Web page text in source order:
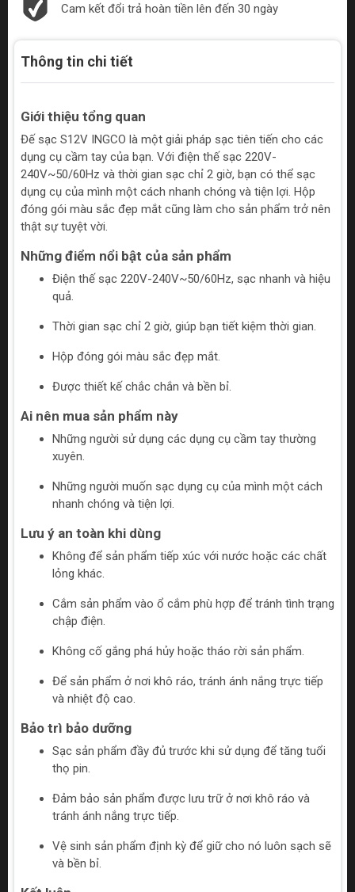
Cam kết đổi trả hoàn tiền lên đến 30 ngày
Thông tin chi tiết
Giới thiệu tổng quan
Đế sạc S12V INGCO là một giải pháp sạc tiên tiến cho các
dụng cụ cầm tay của bạn. Với điện thế sạc 220V-
240V~50/60Hz và thời gian sạc chỉ 2 giờ, bạn có thể sạc
dụng cụ của mình một cách nhanh chóng và tiện lợi. Hộp
đóng gói màu sắc đẹp mắt cũng làm cho sản phẩm trở nên
thật sự tuyệt vời.
Những điểm nổi bật của sản phẩm
Điện thế sạc 220V-240V~50/60Hz, sạc nhanh và hiệu
quả.
Thời gian sạc chỉ 2 giờ, giúp bạn tiết kiệm thời gian.
Hộp đóng gói màu sắc đẹp mắt.
Được thiết kế chắc chắn và bền bỉ.
Ai nên mua sản phẩm này
Những người sử dụng các dụng cụ cầm tay thường
xuyên.
Những người muốn sạc dụng cụ của mình một cách
nhanh chóng và tiện lợi.
Lưu ý an toàn khi dùng
Không để sản phẩm tiếp xúc với nước hoặc các chất
lỏng khác.
Cắm sản phẩm vào ổ cắm phù hợp để tránh tình trạng
chập điện.
Không cố gắng phá hủy hoặc tháo rời sản phẩm.
Để sản phẩm ở nơi khô ráo, tránh ánh nắng trực tiếp
và nhiệt độ cao.
Bảo trì bảo dưỡng
Sạc sản phẩm đầy đủ trước khi sử dụng để tăng tuổi
thọ pin.
Đảm bảo sản phẩm được lưu trữ ở nơi khô ráo và
tránh ánh nắng trực tiếp.
Vệ sinh sản phẩm định kỳ để giữ cho nó luôn sạch sẽ
và bền bỉ.